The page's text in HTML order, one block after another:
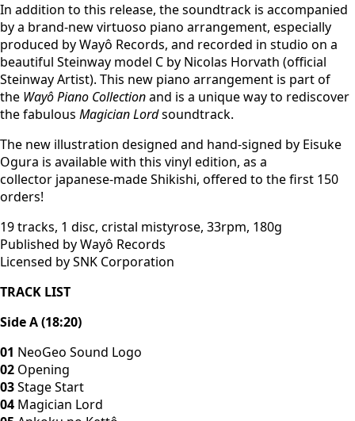
In addition to this release, the soundtrack is accompanied
by a brand-new virtuoso piano arrangement, especially
produced by Wayô Records, and recorded in studio on a
beautiful Steinway model C by Nicolas Horvath (official
Steinway Artist). This new piano arrangement is part of
the Wayô Piano Collectionand is a unique way to rediscover
the fabulous Magician Lordsoundtrack.
The new illustration designed and hand-signed by Eisuke
Ogura is available with this vinyl edition, as a
collector japanese-made Shikishi, offered to the first 150
orders!
19 tracks, 1 disc, cristal mistyrose, 33rpm, 180g
Published by Wayô Records
Licensed by SNK Corporation
TRACK LIST
Side A (18:20)
01 NeoGeo Sound Logo
02 Opening
03Stage Start
04 Magician Lord